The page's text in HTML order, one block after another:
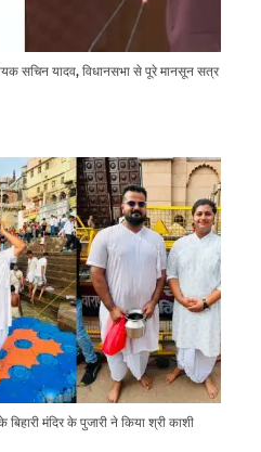
सचिन यादव, विधानसभा से पूरे मानसून सत्र
मंदिर के पुजारी ने किया श्री काशी